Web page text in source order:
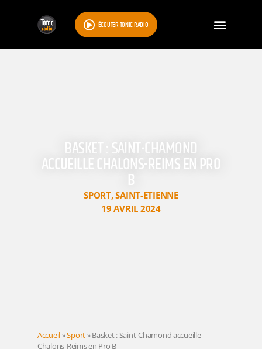
ÉCOUTER TONIC RADIO
BASKET : SAINT-CHAMOND
ACCUEILLE CHALONS-REIMS EN PRO
B
SPORT,SAINT-ETIENNE
19 AVRIL 2024
Accueil»Sport»Basket : Saint-Chamond accueille
Chalons-Reims en Pro B